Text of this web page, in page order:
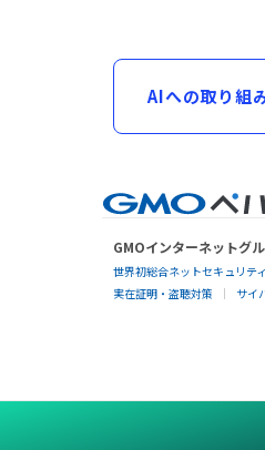
AIへの取り組
GMOインターネットグ
世界初総合ネットセキュリテ
実在証明・盗聴対策
サイ